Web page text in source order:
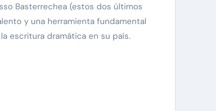
Basterrechea (estos dos últimos
y una herramienta fundamental
escritura dramática en su país.